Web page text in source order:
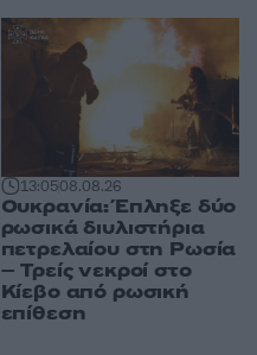
13:0508.08.26
Ουκρανία: Έπληξε δύο
ρωσικά διυλιστήρια
πετρελαίου στη Ρωσία
– Τρείς νεκροί στο
Κίεβο από ρωσική
επίθεση